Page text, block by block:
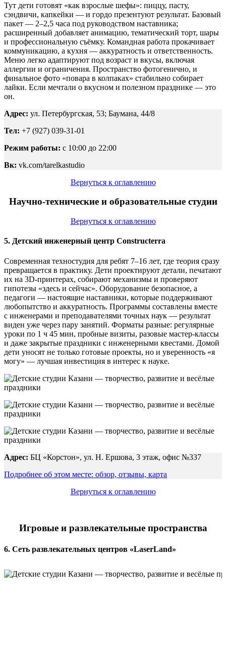
Тут дети готовят «как взрослые шефы»: пиццу, пасту,
сэндвичи, капкейки — и гордо презентуют результат. Базовый
пакет — 2–2,5 часа под руководством наставника;
расширенный добавляет анимацию, тематический торт, шары
и профессиональную съёмку. Командная работа прокачивает
коммуникацию, а кухня — аккуратность и ответственность.
Меню легко адаптируют под возраст и вкусы, включая
аллергии и ограничения. Пространство фотогенично, и
финальное фото «повара в колпаках» стабильно собирает
лайки. Если мечтали о вкусном и полезном празднике — это
он.
Адрес: ул. Петербургская, 53; Баумана, 44/8
Тел: +7 (927) 039-31-01
Режим работы: с 10:00 до 22:00
Вк: vk.com/tarelkastudio
Вернуться к оглавлению
Научно-технические и образовательные студии
Вернуться к оглавлению
5. Детский инженерный центр Constructerra
Современная техностудия для ребят 7–16 лет, где теория сразу
превращается в практику. Дети проектируют детали, печатают
их на 3D-принтерах, собирают механизмы и проверяют
гипотезы «здесь и сейчас». Оборудование безопасное, а
педагоги — настоящие наставники, которые поддерживают
любопытство и аккуратность. Программы составлены вместе
с инженерами и преподавателями точных наук — результат
виден уже через пару занятий. Форматы разные: регулярные
уроки по 1 ч 45 мин, пробные визиты, разовые мастер-классы
и даже закрытые праздники с инженерными квестами. Домой
дети уносят не только готовые проекты, но и уверенность «я
могу» — лучшая инвестиция в интерес к науке.
Адрес: БЦ «Корстон», ул. Н. Ершова, 3 этаж, офис №337
Подробнее об этом месте: обзор, отзывы, карта
Вернуться к оглавлению
Игровые и развлекательные пространства
6. Сеть развлекательных центров «LaserLand»